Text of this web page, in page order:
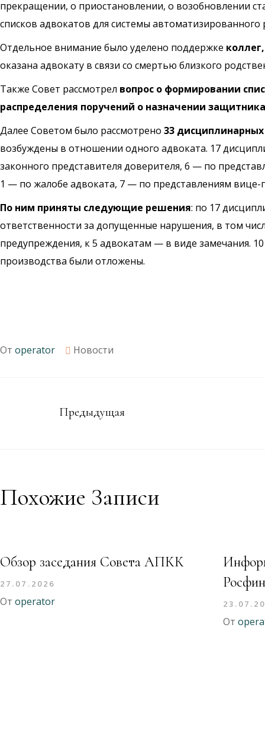
прекращении, о приостановлении, о возобновлении
списков адвокатов для системы
Отдельное внимание было уделено поддержке
оказана адвокату в связи со смертью близкого
Также Совет рассмотрел вопрос о формировании
распределения поручений о назначении защитника
Далее Советом было рассмотрено 33
возбуждены в отношении одного адвоката. 17
законного представителя доверителя, 6 — по
1 — по жалобе адвоката, 7 — по представлениям вице-
По ним приняты следующие решения: по 17
ответственности за допущенные нарушения, в том
предупреждения, к 5 адвокатам — в виде замечания.
производства были отложены.
От operator Новости
Предыдущая
Похожие Записи
Обзор заседания Совета АПКК
27.07.2026
От operator
От